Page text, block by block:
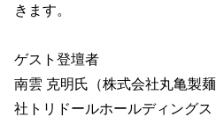
きます。
ゲスト登壇者
南雲 克明氏（株式会社丸亀製
社トリドールホールディングス